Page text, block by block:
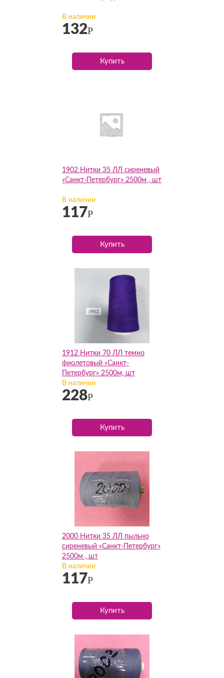
В наличии
132Р
Купить
1902 Нитки 35 ЛЛ сиреневый
«Санкт-Петербург» 2500м , шт
В наличии
117Р
Купить
1912 Нитки 70 ЛЛ темно
фиолетовый «Санкт-
Петербург» 2500м, шт
В наличии
228Р
Купить
2000 Нитки 35 ЛЛ пыльно
сиреневый «Санкт-Петербург»
2500м , шт
В наличии
117Р
Купить